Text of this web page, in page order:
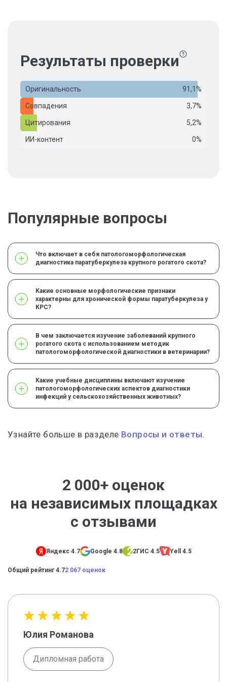
Результаты проверки
Оригинальность 91,1%
Совпадения 3,7%
Цитирования 5,2%
ИИ-контент 0%
Популярные вопросы
Что включает в себя патологоморфологическая
диагностика паратуберкулеза крупного рогатого скота?
Какие основные морфологические признаки
характерны для хронической формы паратуберкулеза у
КРС?
В чем заключается изучение заболеваний крупного
рогатого скота с использованием методик
патологоморфологической диагностики в ветеринарии?
Какие учебные дисциплины включают изучение
патологоморфологических аспектов диагностики
инфекций у сельскохозяйственных животных?
Узнайте больше в разделе Вопросы и ответы.
2 000+ оценок
на независимых площадках
с отзывами
Яндекс 4.7 Google 4.8 2ГИС 4.5 Yell 4.5
Общий рейтинг 4.72 067 оценок
Юлия Романова
Дипломная работа